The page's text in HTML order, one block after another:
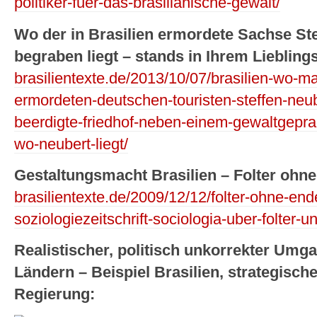
Wo der in Brasilien ermordete Sachse
begraben liegt – stands in Ihrem
brasilientexte.de/2013/10/07/brasilien-wo-
ermordeten-deutschen-touristen-steffen-
beerdigte-friedhof-neben-einem-
wo-neubert-liegt/
Gestaltungsmacht Brasilien – Folter
brasilientexte.de/2009/12/12/folter-ohne-
soziologiezeitschrift-sociologia-uber-folter-
Realistischer, politisch unkorrekter
Ländern – Beispiel Brasilien,
Regierung: